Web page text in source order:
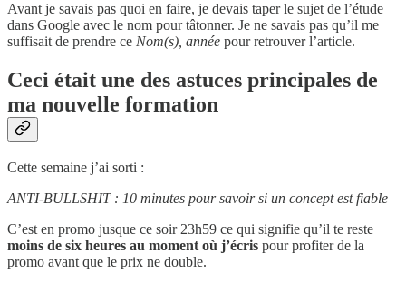
Avant je savais pas quoi en faire, je devais taper le sujet de l’étude
dans Google avec le nom pour tâtonner. Je ne savais pas qu’il me
suffisait de prendre ce Nom(s), année pour retrouver l’article.
Ceci était une des astuces principales de
ma nouvelle formation
Cette semaine j’ai sorti :
ANTI-BULLSHIT : 10 minutes pour savoir si un concept est fiable
C’est en promo jusque ce soir 23h59 ce qui signifie qu’il te reste
moins de six heures au moment où j’écris pour profiter de la
promo avant que le prix ne double.